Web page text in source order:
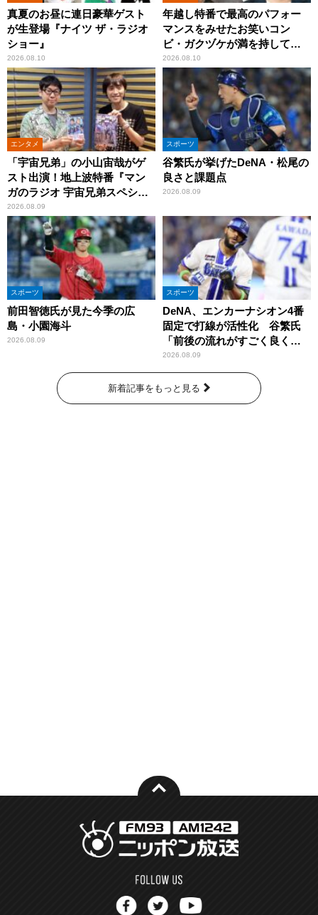
真夏のお昼に連日豪華ゲスト
が生登場『ナイツ ザ・ラジオ
ショー』
2026.08.10
年越し特番で最高のパフォー
マンスをみせたお笑いコン
ビ・ガクヅケが満を持して
『オールナイトニッポン
0(ZERO)』に登場！
2026.08.10
エンタメ
「宇宙兄弟」の小山宙哉がゲ
スト出演！地上波特番『マン
ガのラジオ 宇宙兄弟スペシャ
ル 』
2026.08.09
スポーツ
谷繁氏が挙げたDeNA・松尾の
良さと課題点
2026.08.09
スポーツ
前田智徳氏が見た今季の広
島・小園海斗
2026.08.09
スポーツ
DeNA、エンカーナシオン4番
固定で打線が活性化 谷繁氏
「前後の流れがすごく良くな
りましたね」
2026.08.09
新着記事をもっと見る